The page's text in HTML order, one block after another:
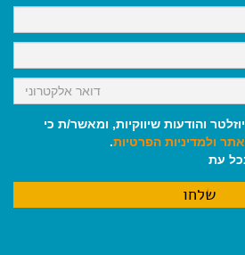
k
p
m
והודעות שיווקיות, ומאשר/ת כי
ולמדיניות הפרטיות.
עת